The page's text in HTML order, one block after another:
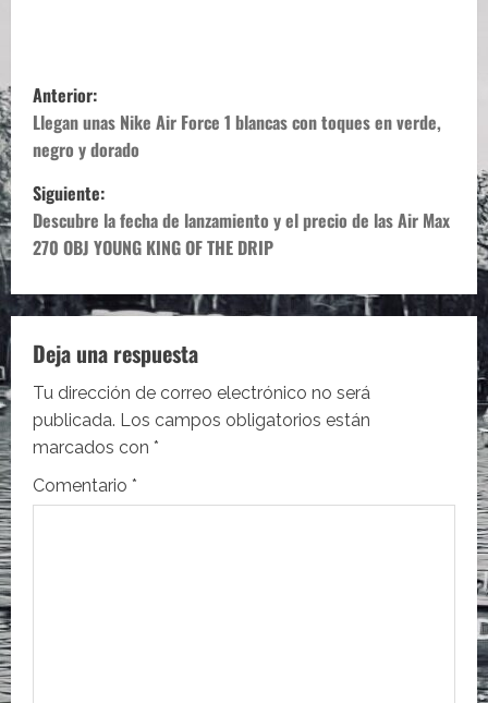
N
a
v
e
g
a
c
i
ó
n
Anterior:
Llegan unas Nike Air Force 1 blancas con toques en verde,
negro y dorado
Siguiente:
Descubre la fecha de lanzamiento y el precio de las Air Max
270 OBJ YOUNG KING OF THE DRIP
Deja una respuesta
Tu dirección de correo electrónico no será
publicada. Los campos obligatorios están
marcados con *
Comentario *